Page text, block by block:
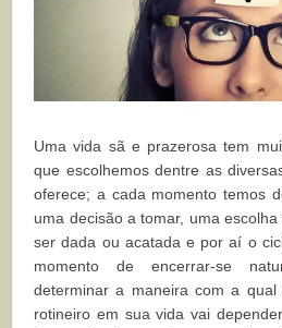
Uma vida sã e prazerosa tem
que escolhemos dentre as
oferece; a cada momento temos
uma decisão a tomar, uma
ser dada ou acatada e por aí o
momento de encerrar-se
determinar a maneira com a
rotineiro em sua vida vai